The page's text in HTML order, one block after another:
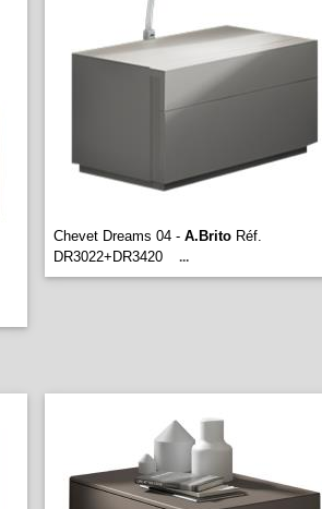
Chevet Dreams 04 - A.Brito Réf.
DR3022+DR3420
...